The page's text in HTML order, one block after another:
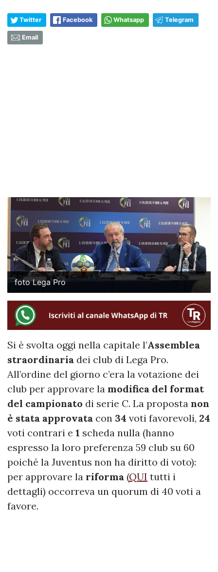
Twitter Facebook Whatsapp Telegram
Email
foto Lega Pro
Si è svolta oggi nella capitale l’Assemblea
straordinaria dei club di Lega Pro.
All’ordine del giorno c’era la votazione dei
club per approvare la modifica del format
del campionato di serie C. La proposta non
è stata approvata con 34 voti favorevoli, 24
voti contrari e 1 scheda nulla (hanno
espresso la loro preferenza 59 club su 60
poiché la Juventus non ha diritto di voto):
per approvare la riforma (QUI tutti i
dettagli) occorreva un quorum di 40 voti a
favore.